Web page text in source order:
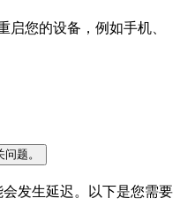
启您的设备，例如手机、
题。
发生延迟。以下是您需要